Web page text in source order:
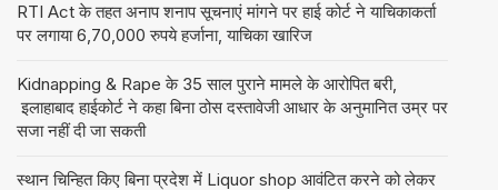
RTI Act के तहत अनाप शनाप सूचनाएं मांगने पर हाई कोर्ट ने याचिकाकर्ता
पर लगाया 6,70,000 रुपये हर्जाना, याचिका खारिज
Kidnapping & Rape के 35 साल पुराने मामले के आरोपित बरी,
इलाहाबाद हाईकोर्ट ने कहा बिना ठोस दस्तावेजी आधार के अनुमानित उम्र पर
सजा नहीं दी जा सकती
स्थान चिन्हित किए बिना प्रदेश में Liquor shop आवंटित करने को लेकर